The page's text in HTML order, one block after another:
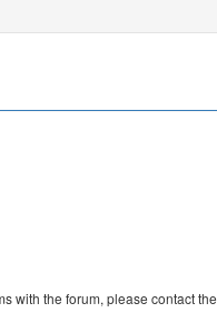
with the forum, please contact the